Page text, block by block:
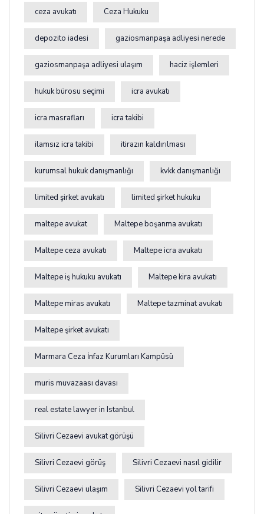
ceza avukatı Ceza Hukuku
depozito iadesi gaziosmanpaşa adliyesi nerede
gaziosmanpaşa adliyesi ulaşım haciz işlemleri
hukuk bürosu seçimi icra avukatı
icra masrafları icra takibi
ilamsız icra takibi itirazın kaldırılması
kurumsal hukuk danışmanlığı kvkk danışmanlığı
limited şirket avukatı limited şirket hukuku
maltepe avukat Maltepe boşanma avukatı
Maltepe ceza avukatı Maltepe icra avukatı
Maltepe iş hukuku avukatı Maltepe kira avukatı
Maltepe miras avukatı Maltepe tazminat avukatı
Maltepe şirket avukatı
Marmara Ceza İnfaz Kurumları Kampüsü
muris muvazaası davası
real estate lawyer in Istanbul
Silivri Cezaevi avukat görüşü
Silivri Cezaevi görüş Silivri Cezaevi nasıl gidilir
Silivri Cezaevi ulaşım Silivri Cezaevi yol tarifi